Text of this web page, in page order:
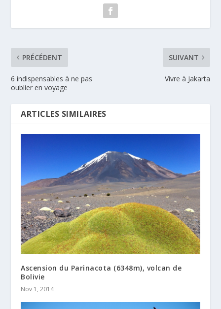
PRÉCÉDENT
6 indispensables à ne pas
oublier en voyage
SUIVANT
Vivre à Jakarta
ARTICLES SIMILAIRES
Ascension du Parinacota (6348m), volcan de
Bolivie
Nov 1, 2014